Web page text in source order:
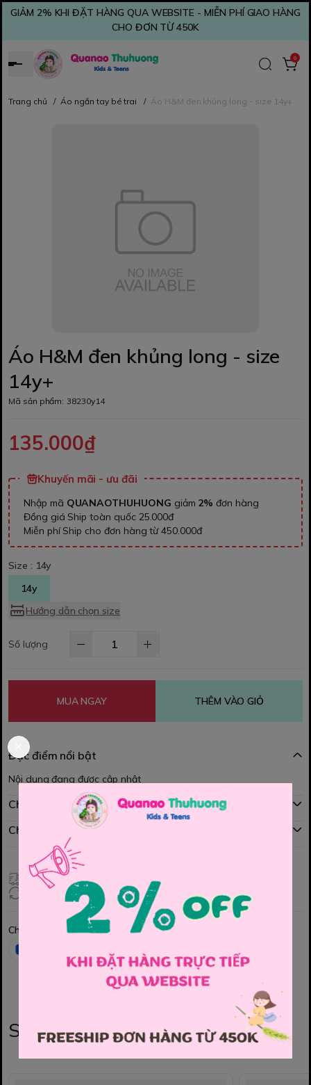
GIẢM 2% KHI ĐẶT HÀNG QUA WEBSITE - MIỄN PHÍ GIAO HÀNG
CHO ĐƠN TỪ 450K
0
Trang chủ / Áo ngắn tay bé trai / Áo H&M đen khủng long - size 14y+
Áo H&M đen khủng long - size
14y+
Mã sản phẩm: 38230y14
135.000₫
Khuyến mãi - ưu đãi
Nhập mã QUANAOTHUHUONG giảm 2% đơn hàng
Đồng giá Ship toàn quốc 25.000đ
Miễn phí Ship cho đơn hàng từ 450.000đ
Size : 14y
14y
Hướng dẫn chọn size
Số lượng
MUA NGAY THÊM VÀO GIỎ
Đặc điểm nổi bật
Nội dung đang được cập nhật
Chính sách mua hàng
Chính sách đổi hàng
Giao hàng toàn quốc
Đổi hàng 3 ngày (HCM), 7 ngày (Tỉnh)
Chia sẻ
Sản phẩm liên quan